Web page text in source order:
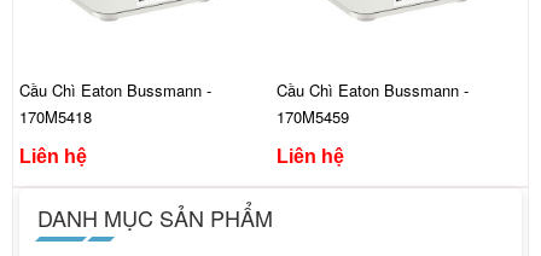
Cầu Chì Eaton Bussmann -
170M5418
Liên hệ
Cầu Chì Eaton Bussmann -
170M5459
Liên hệ
DANH MỤC SẢN PHẨM